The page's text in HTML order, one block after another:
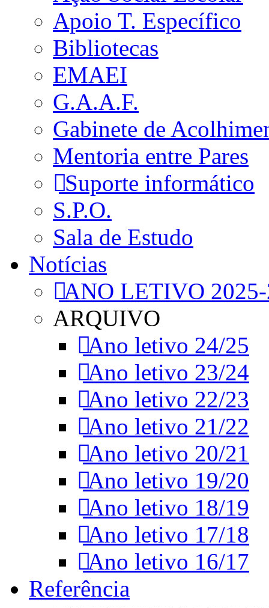
Apoio T. Específico
Bibliotecas
EMAEI
G.A.A.F.
Gabinete de
Mentoria entre Pares
Suporte informático
S.P.O.
Sala de Estudo
Notícias
ANO LETIVO
ARQUIVO
Ano letivo 24/25
Ano letivo 23/24
Ano letivo 22/23
Ano letivo 21/22
Ano letivo 20/21
Ano letivo 19/20
Ano letivo 18/19
Ano letivo 17/18
Ano letivo 16/17
Referência